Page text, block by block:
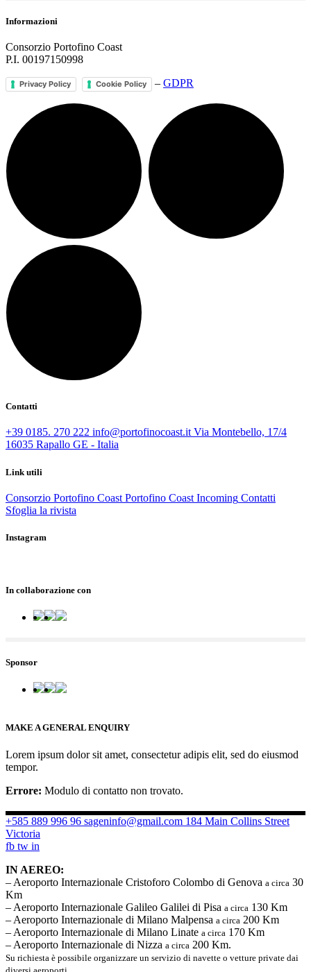
Informazioni
Consorzio Portofino Coast
P.I. 00197150998
Privacy Policy Cookie Policy – GDPR
Contatti
+39 0185. 270 222 info@portofinocoast.it Via Montebello, 17/4
16035 Rapallo GE - Italia
Link utili
Consorzio Portofino Coast Portofino Coast Incoming Contatti
Sfoglia la rivista
Instagram
In collaborazione con
Sponsor
MAKE A GENERAL ENQUIRY
Lorem ipsum dolor sit amet, consectetur adipis elit, sed do eiusmod
tempor.
Errore: Modulo di contatto non trovato.
+585 889 996 96 sageninfo@gmail.com 184 Main Collins Street
Victoria
fb tw in
IN AEREO:
– Aeroporto Internazionale Cristoforo Colombo di Genova a circa 30
Km
– Aeroporto Internazionale Galileo Galilei di Pisa a circa 130 Km
– Aeroporto Internazionale di Milano Malpensa a circa 200 Km
– Aeroporto Internazionale di Milano Linate a circa 170 Km
– Aeroporto Internazionale di Nizza a circa 200 Km.
Su richiesta è possibile organizzare un servizio di navette o vetture private dai